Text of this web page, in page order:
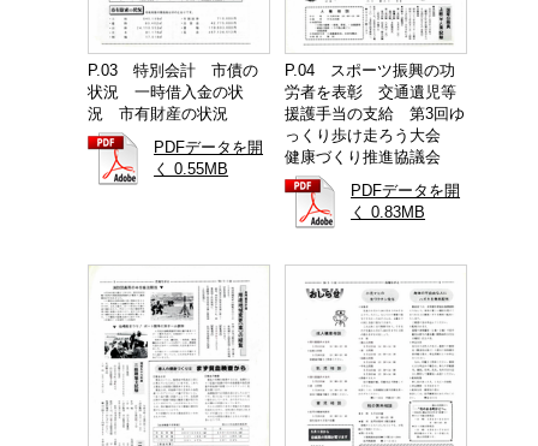
P.03 特別会計 市債の
状況 一時借入金の状
況 市有財産の状況
PDFデータを開
く 0.55MB
P.04 スポーツ振興の功
労者を表彰 交通遺児等
援護手当の支給 第3回ゆ
っくり歩け走ろう大会
健康づくり推進協議会
PDFデータを開
く 0.83MB